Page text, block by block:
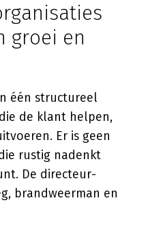
groei en
één structureel
de klant helpen,
Er is geen
rustig nadenkt
De directeur-
brandweerman en